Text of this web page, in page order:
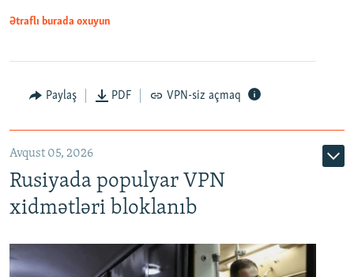
Ətraflı burada oxuyun
Paylaş PDF VPN-siz açmaq
Avqust 05, 2026
Rusiyada populyar VPN
xidmətləri bloklanıb